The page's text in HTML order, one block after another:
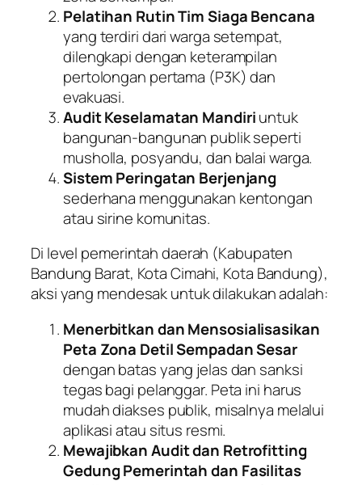
Pelatihan Rutin Tim Siaga Bencana
yang terdiri dari warga setempat,
dilengkapi dengan keterampilan
pertolongan pertama (P3K) dan
evakuasi.
Audit Keselamatan Mandiriuntuk
bangunan-bangunan publik seperti
musholla, posyandu, dan balai warga.
Sistem Peringatan Berjenjang
sederhana menggunakan kentongan
atau sirine komunitas.
Di level pemerintah daerah (Kabupaten
Bandung Barat, Kota Cimahi, Kota Bandung),
aksi yang mendesak untuk dilakukan adalah:
Menerbitkan dan Mensosialisasikan
Peta Zona Detil Sempadan Sesar
dengan batas yang jelas dan sanksi
tegas bagi pelanggar. Peta ini harus
mudah diakses publik, misalnya melalui
aplikasi atau situs resmi.
Mewajibkan Audit dan Retrofitting
Gedung Pemerintah dan Fasilitas